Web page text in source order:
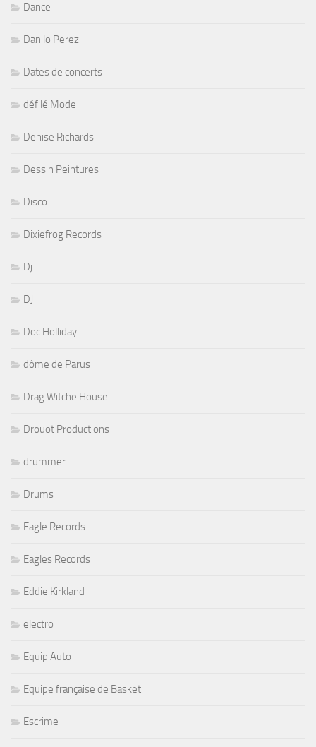
Dance
Danilo Perez
Dates de concerts
défilé Mode
Denise Richards
Dessin Peintures
Disco
Dixiefrog Records
Dj
DJ
Doc Holliday
dôme de Parus
Drag Witche House
Drouot Productions
drummer
Drums
Eagle Records
Eagles Records
Eddie Kirkland
electro
Equip Auto
Equipe française de Basket
Escrime